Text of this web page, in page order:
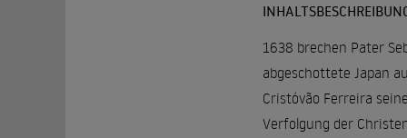
1638 brechen Pater
abgeschottete Japan
Cristóvão Ferreira
Verfolgung der